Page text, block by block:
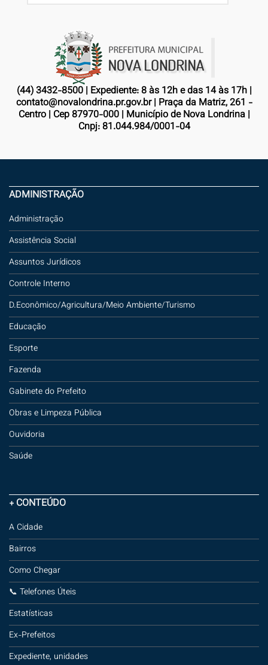
(44) 3432-8500 | Expediente: 8 às 12h e das 14 às 17h |
contato@novalondrina.pr.gov.br | Praça da Matriz, 261 -
Centro | Cep 87970-000 | Município de Nova Londrina |
Cnpj: 81.044.984/0001-04
ADMINISTRAÇÃO
Administração
Assistência Social
Assuntos Jurídicos
Controle Interno
D.Econômico/Agricultura/Meio Ambiente/Turismo
Educação
Esporte
Fazenda
Gabinete do Prefeito
Obras e Limpeza Pública
Ouvidoria
Saúde
+ CONTEÚDO
A Cidade
Bairros
Como Chegar
📞 Telefones Úteis
Estatísticas
Ex-Prefeitos
Expediente, unidades